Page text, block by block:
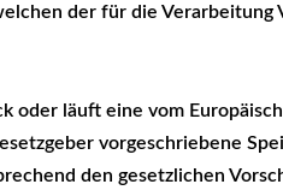
der für die
oder läuft eine vom
vorgeschriebene
den gesetzlichen